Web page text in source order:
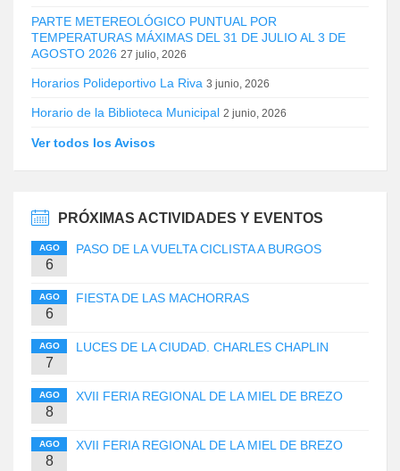
PARTE METEREOLÓGICO PUNTUAL POR
TEMPERATURAS MÁXIMAS DEL 31 DE JULIO AL 3 DE
AGOSTO 2026 27 julio, 2026
Horarios Polideportivo La Riva 3 junio, 2026
Horario de la Biblioteca Municipal 2 junio, 2026
Ver todos los Avisos
PRÓXIMAS ACTIVIDADES Y EVENTOS
AGO
6
PASO DE LA VUELTA CICLISTA A BURGOS
AGO
6
FIESTA DE LAS MACHORRAS
AGO
7
LUCES DE LA CIUDAD. CHARLES CHAPLIN
AGO
8
XVII FERIA REGIONAL DE LA MIEL DE BREZO
AGO
8
XVII FERIA REGIONAL DE LA MIEL DE BREZO